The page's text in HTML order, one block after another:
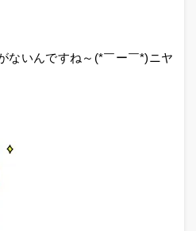
ないんですね～(*￣ー￣*)ニヤ